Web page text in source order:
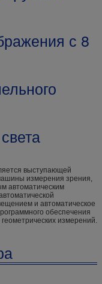
с 8
выступающей
измерения зрения,
автоматическим
и автоматическое
обеспечения
измерений.